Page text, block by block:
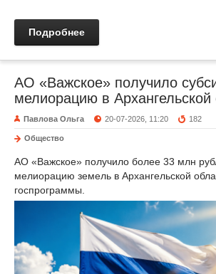
Подробнее
АО «Важское» получило
мелиорацию в Архангельской
Павлова Ольга 20-07-2026, 11:20 182
Общество
АО «Важское» получило более 33 млн
мелиорацию земель в Архангельской
госпрограммы.